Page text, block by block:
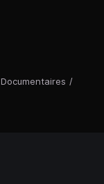
Documentaires /